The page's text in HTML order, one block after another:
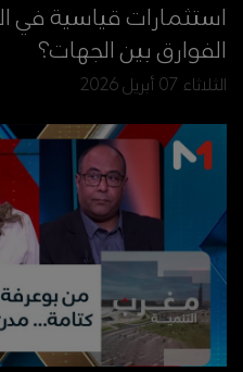
استثمارات قياسية في
الفوارق بين الجهات؟
الثلاثاء 07 أبريل 2026